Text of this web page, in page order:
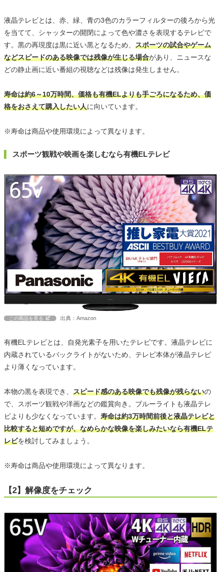
液晶テレビとは、赤、緑、青の3色のカラーフィルターの後ろから光
を当てて、シャッターの開閉によって色や濃さを表現するテレビで
す。黒の再現度は黒に近い黒となるため、 スポーツの試合やゲーム
などスピードのある映像では残像が生じる場合があり、ニュースな
どの静止画に近い番組の視聴などは残像は発生しません。
寿命は約6～10万時間、価格も有機ELよりも手ごろになるため、価
格をおさえて購入したい人に向いています。
※寿命は商品や使用環境によって異なります。
スポーツ観戦や映画を楽しむなら有機ELテレビ
この商品を見る 出典：Amazon
有機ELテレビとは、自発光素子を用いたテレビです。液晶テレビに
内蔵されているバックライトがないため、テレビ本体が液晶テレビ
より薄くなっています。
本物の黒を表現でき、 スピード感のある映像でも残像が残らないの
で、スポーツ観戦や洋画などの鑑賞向き。ブルーライトも液晶テレ
ビよりも少なくなっています。 寿命は約3万時間前後と液晶テレビと
比較すると短めですが、なめらかな映像を楽しみたいなら有機ELテ
レビを検討してみましょう。
※寿命は商品や使用環境によって異なります。
【2】解像度をチェック